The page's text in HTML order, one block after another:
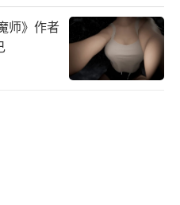
需要重新评估发行计
规避额外税收压力。
价格上涨，甚至某些
师》作者